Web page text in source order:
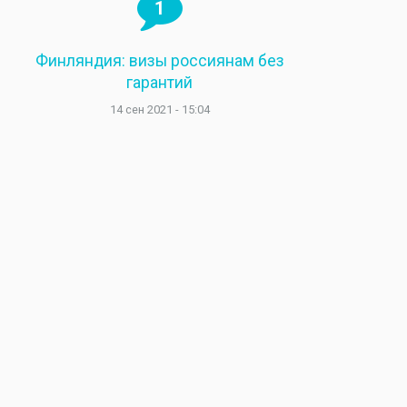
1
Финляндия: визы россиянам без
гарантий
14 сен 2021 - 15:04